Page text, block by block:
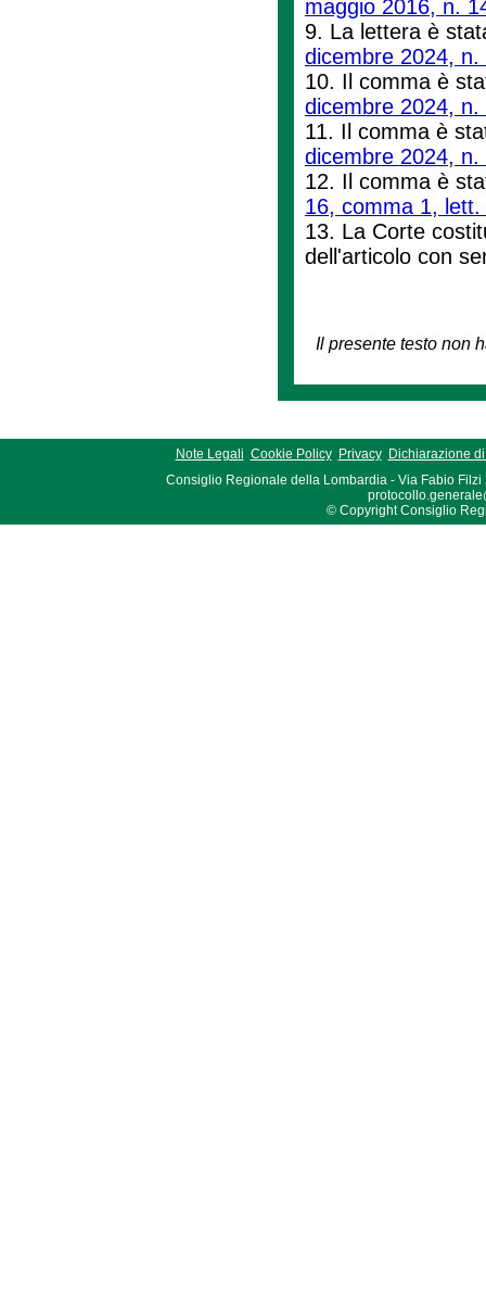
maggio 2016, n.
9. La lettera è
dicembre 2024, n.
10. Il comma è
dicembre 2024, n.
11. Il comma è
dicembre 2024, n.
12. Il comma è
16, comma 1,
13. La Corte
dell'articolo con
Il presente testo non
Note Legali Cookie Policy Privacy
Dichiarazione
Consiglio Regionale della Lombardia - Via Fabio Filzi
© Copyright Consiglio